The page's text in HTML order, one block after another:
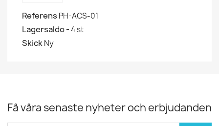
Referens PH-ACS-01
Lagersaldo -4 st
SkickNy
Få våra senaste nyheter och erbjudanden